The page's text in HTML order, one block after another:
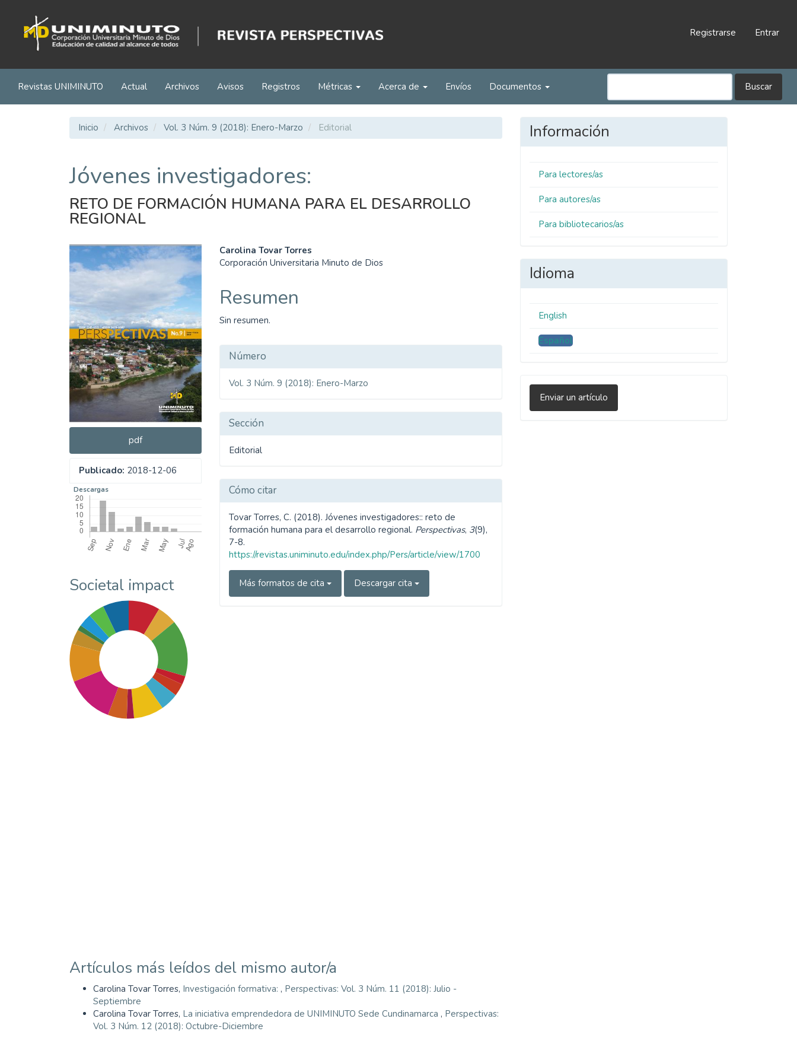
principal
Contenido
principal
lateral
Registrarse Entrar
Revistas UNIMINUTO Actual Archivos Avisos Registros Métricas Acerca de Envíos Documentos Buscar
Inicio Archivos Vol. 3 Núm. 9 (2018): Enero-Marzo Editorial
Jóvenes investigadores:
RETO DE FORMACIÓN HUMANA PARA EL DESARROLLO
REGIONAL
Barra
lateral
del
artículo
pdf
Publicado: 2018-12-06
Descargas
Societal impact
Contenido
principal
del
artículo
Carolina Tovar Torres
Corporación Universitaria Minuto de Dios
Resumen
Sin resumen.
Detalles
del
Número
Vol. 3 Núm. 9 (2018): Enero-Marzo
Sección
Editorial
Cómo citar
Tovar Torres, C. (2018). Jóvenes investigadores:: reto de
formación humana para el desarrollo regional. Perspectivas, 3(9),
7-8.
https://revistas.uniminuto.edu/index.php/Pers/article/view/1700
Más formatos de cita Descargar cita
Artículos más leídos del mismo autor/a
Carolina Tovar Torres, Investigación formativa: , Perspectivas: Vol. 3 Núm. 11 (2018): Julio -
Septiembre
Carolina Tovar Torres, La iniciativa emprendedora de UNIMINUTO Sede Cundinamarca , Perspectivas:
Vol. 3 Núm. 12 (2018): Octubre-Diciembre
Información
Para lectores/as
Para autores/as
Para bibliotecarios/as
Idioma
English
Español
Enviar
unEnviar un artículo